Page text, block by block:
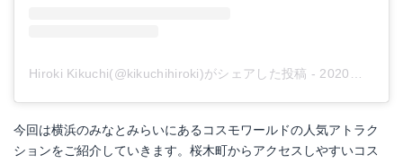
Hiroki Kikuchi(@kikuchihiroki)がシェアした投稿 - 2020年 2月月18日午前4時53分PST
今回は横浜のみなとみらいにあるコスモワールドの人気アトラク
ションをご紹介していきます。桜木町からアクセスしやすいコス